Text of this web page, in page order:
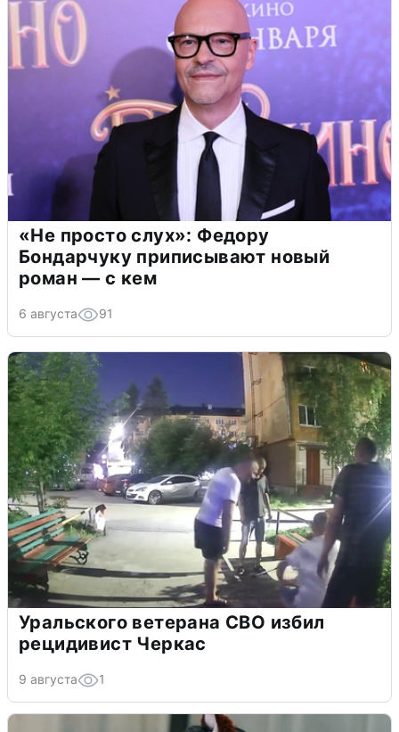
«Не просто слух»: Федору
Бондарчуку приписывают новый
роман — с кем
6 августа 91
Уральского ветерана СВО избил
рецидивист Черкас
9 августа 1